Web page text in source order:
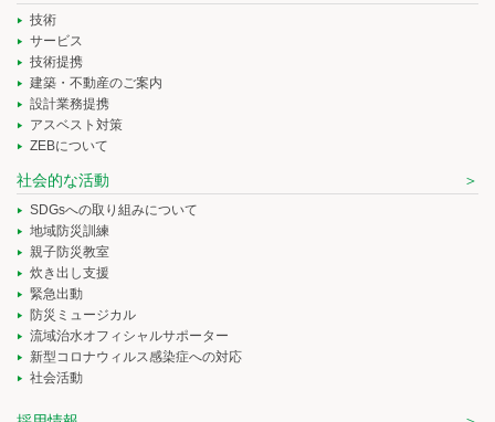
技術
サービス
技術提携
建築・不動産のご案内
設計業務提携
アスベスト対策
ZEBについて
社会的な活動
SDGsへの取り組みについて
地域防災訓練
親子防災教室
炊き出し支援
緊急出動
防災ミュージカル
流域治水オフィシャルサポーター
新型コロナウィルス感染症への対応
社会活動